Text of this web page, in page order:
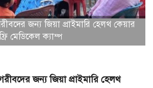
জন্য জিয়া প্রাইমারি হেলথ কেয়ার
মেডিকেল ক্যাম্প
জন্য জিয়া প্রাইমারি হেলথ